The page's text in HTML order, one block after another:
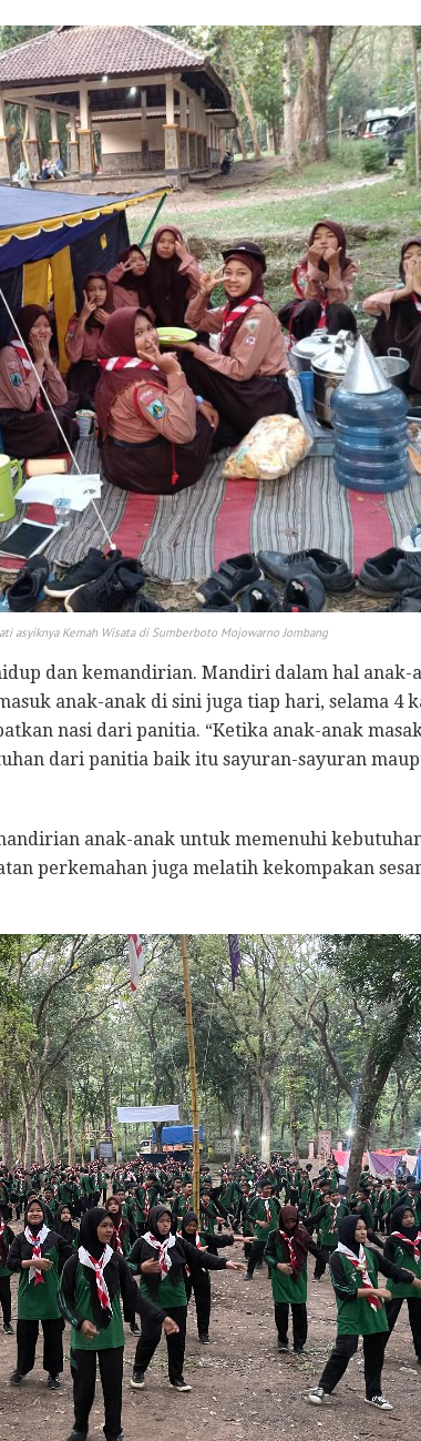
asyiknya Kemah Wisata di Sumberboto Mojowarno Jombang
dan kemandirian. Mandiri dalam hal anak-
anak-anak di sini juga tiap hari, selama 4
nasi dari panitia. “Ketika anak-anak
dari panitia baik itu sayuran-sayuran
anak-anak untuk memenuhi
perkemahan juga melatih kekompakan